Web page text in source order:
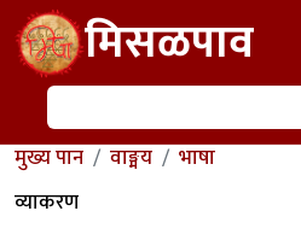
Skip to main contentमिसळपाव
शोध
मुख्य पान वाङ्मय
भाषा
व्याकरण